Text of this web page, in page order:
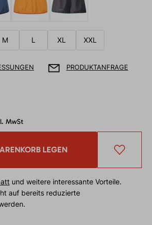
M L XL XXL
PRODUKTANFRAGE
MwSt
LEGEN
und weitere interessante Vorteile.
auf bereits reduzierte